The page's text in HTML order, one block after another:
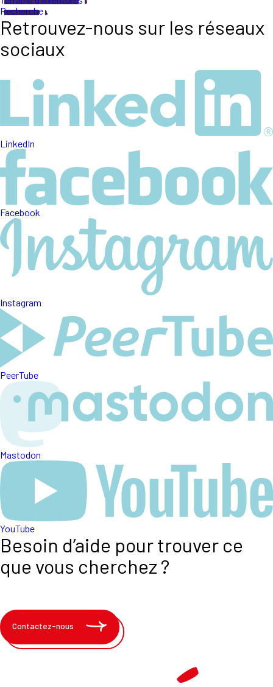
Recherche
Retrouvez-nous sur les réseaux
sociaux
LinkedIn
Facebook
Instagram
PeerTube
Mastodon
YouTube
Besoin d’aide pour trouver ce
que vous cherchez ?
Contactez-nous